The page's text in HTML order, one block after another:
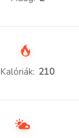
Kalóriák: 210